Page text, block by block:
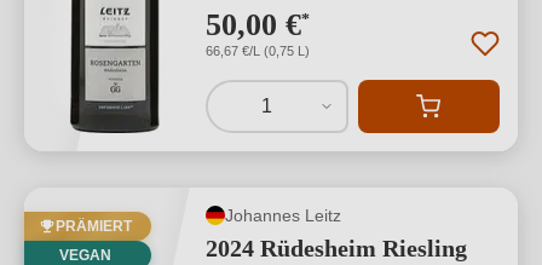
50,00 €*
66,67 €/L (0,75 L)
1
PRÄMIERT
VEGAN
Johannes Leitz
2024 Rüdesheim Riesling